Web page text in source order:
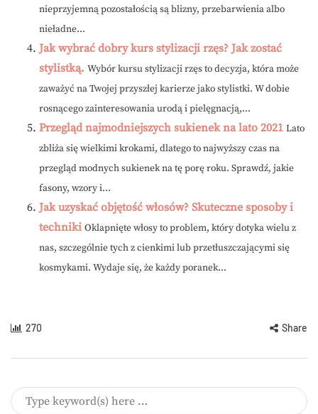
nieprzyjemną pozostałością są blizny, przebarwienia albo
nieładne...
Jak wybrać dobry kurs stylizacji rzęs? Jak zostać
stylistką. Wybór kursu stylizacji rzęs to decyzja, która może
zaważyć na Twojej przyszłej karierze jako stylistki. W dobie
rosnącego zainteresowania urodą i pielęgnacją,...
Przegląd najmodniejszych sukienek na lato 2021 Lato
zbliża się wielkimi krokami, dlatego to najwyższy czas na
przegląd modnych sukienek na tę porę roku. Sprawdź, jakie
fasony, wzory i...
Jak uzyskać objętość włosów? Skuteczne sposoby i
techniki Oklapnięte włosy to problem, który dotyka wielu z
nas, szczególnie tych z cienkimi lub przetłuszczającymi się
kosmykami. Wydaje się, że każdy poranek...
270 Share